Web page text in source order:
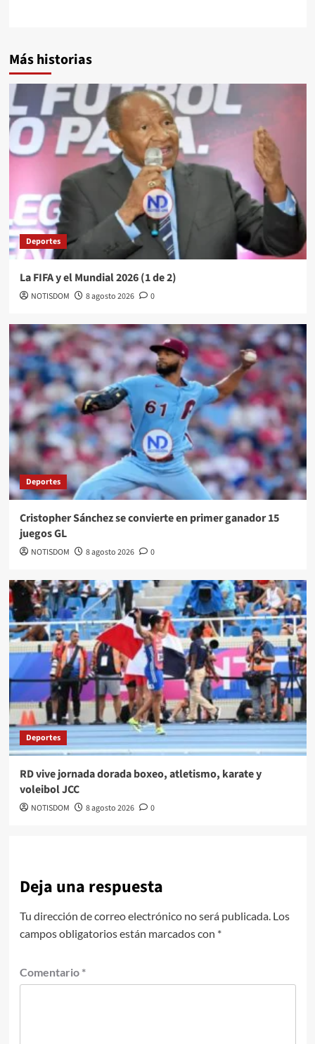
Más historias
Deportes
La FIFA y el Mundial 2026 (1 de 2)
NOTISDOM 8 agosto 2026 0
Deportes
Cristopher Sánchez se convierte en primer ganador 15
juegos GL
NOTISDOM 8 agosto 2026 0
Deportes
RD vive jornada dorada boxeo, atletismo, karate y
voleibol JCC
NOTISDOM 8 agosto 2026 0
Deja una respuesta
Tu dirección de correo electrónico no será publicada. Los
campos obligatorios están marcados con *
Comentario *